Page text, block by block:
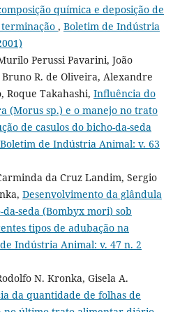
química e deposição de
, Boletim de Indústria
Perussi Pavarini, João
R. de Oliveira, Alexandre
Roque Takahashi, Influência do
(Morus sp.) e o manejo no trato
de casulos do bicho-da-seda
Boletim de Indústria Animal: v. 63
da Cruz Landim, Sergio
Desenvolvimento da glândula
seda (Bombyx mori) sob
tipos de adubação na
Indústria Animal: v. 47 n. 2
N. Kronka, Gisela A.
da quantidade de folhas de